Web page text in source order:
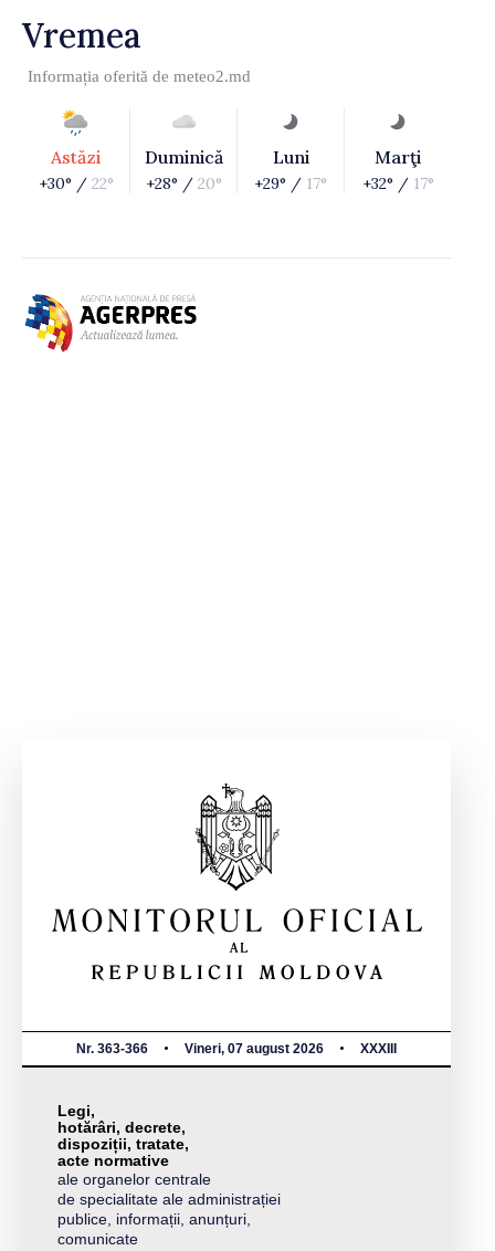
Vremea
Informația oferită de meteo2.md
Astăzi
+30° / 22°
Duminică
+28° / 20°
Luni
+29° / 17°
Marţi
+32° / 17°
Nr. 363-366 Vineri, 07 august 2026 XXXIII
Legi,
hotărâri, decrete,
dispoziții, tratate,
acte normative
ale organelor centrale
de specialitate ale administrației
publice, informații, anunțuri,
comunicate